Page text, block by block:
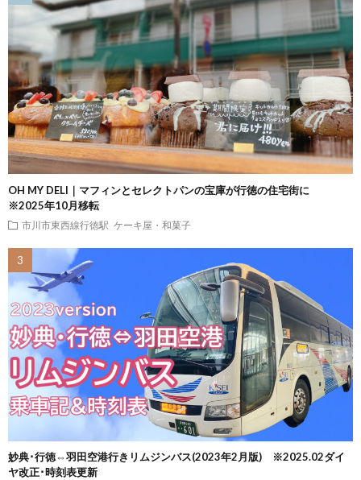
OH MY DELI｜マフィンとセレクトパンの宝庫が行徳の住宅街に
※2025年10月移転
市川市東西線行徳駅 ケーキ屋・和菓子
妙典･行徳⇔羽田空港行きリムジンバス(2023年2月版) ※2025.02ダイ
ヤ改正･時刻表更新